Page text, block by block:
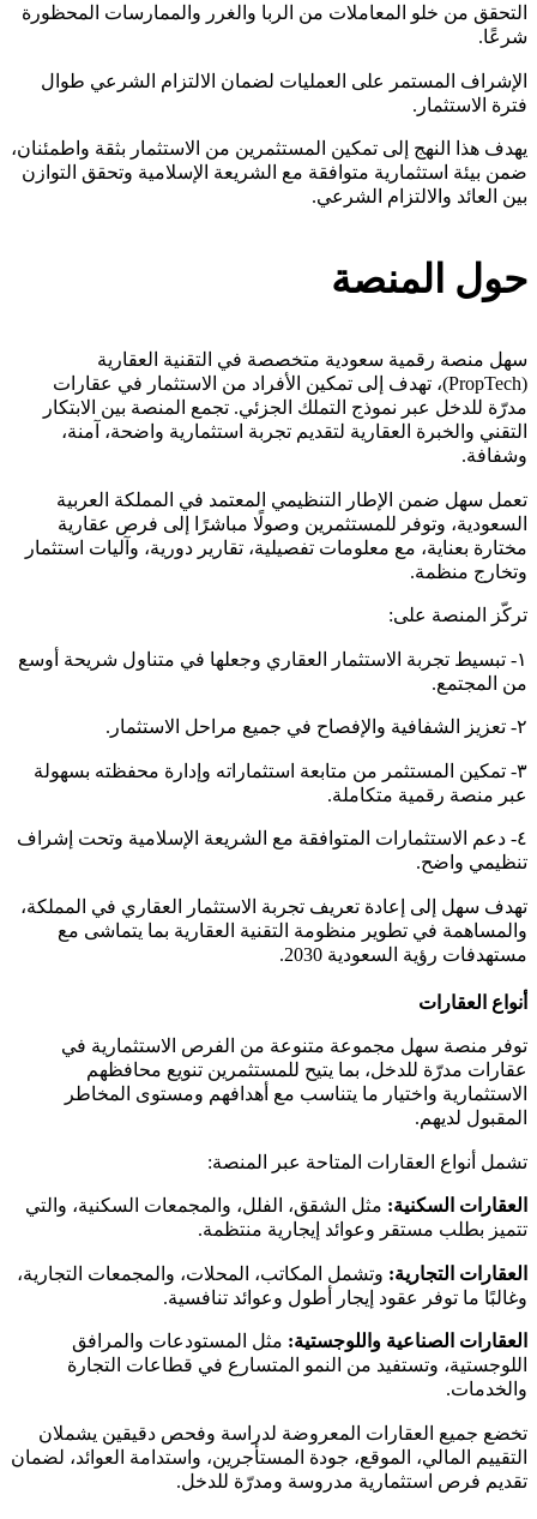
التحقق من خلو المعاملات من الربا والغرر والممارسات المحظورة
شرعًا.
الإشراف المستمر على العمليات لضمان الالتزام الشرعي طوال
فترة الاستثمار.
يهدف هذا النهج إلى تمكين المستثمرين من الاستثمار بثقة واطمئنان،
ضمن بيئة استثمارية متوافقة مع الشريعة الإسلامية وتحقق التوازن
بين العائد والالتزام الشرعي.
حول المنصة
سهل منصة رقمية سعودية متخصصة في التقنية العقارية
(PropTech)، تهدف إلى تمكين الأفراد من الاستثمار في عقارات
مدرّة للدخل عبر نموذج التملك الجزئي. تجمع المنصة بين الابتكار
التقني والخبرة العقارية لتقديم تجربة استثمارية واضحة، آمنة،
وشفافة.
تعمل سهل ضمن الإطار التنظيمي المعتمد في المملكة العربية
السعودية، وتوفر للمستثمرين وصولًا مباشرًا إلى فرص عقارية
مختارة بعناية، مع معلومات تفصيلية، تقارير دورية، وآليات استثمار
وتخارج منظمة.
تركّز المنصة على:
١- تبسيط تجربة الاستثمار العقاري وجعلها في متناول شريحة أوسع
من المجتمع.
٢- تعزيز الشفافية والإفصاح في جميع مراحل الاستثمار.
٣- تمكين المستثمر من متابعة استثماراته وإدارة محفظته بسهولة
عبر منصة رقمية متكاملة.
٤- دعم الاستثمارات المتوافقة مع الشريعة الإسلامية وتحت إشراف
تنظيمي واضح.
تهدف سهل إلى إعادة تعريف تجربة الاستثمار العقاري في المملكة،
والمساهمة في تطوير منظومة التقنية العقارية بما يتماشى مع
مستهدفات رؤية السعودية 2030.
أنواع العقارات
توفر منصة سهل مجموعة متنوعة من الفرص الاستثمارية في
عقارات مدرّة للدخل، بما يتيح للمستثمرين تنويع محافظهم
الاستثمارية واختيار ما يتناسب مع أهدافهم ومستوى المخاطر
المقبول لديهم.
تشمل أنواع العقارات المتاحة عبر المنصة:
العقارات السكنية: مثل الشقق، الفلل، والمجمعات السكنية، والتي
تتميز بطلب مستقر وعوائد إيجارية منتظمة.
العقارات التجارية: وتشمل المكاتب، المحلات، والمجمعات التجارية،
وغالبًا ما توفر عقود إيجار أطول وعوائد تنافسية.
العقارات الصناعية واللوجستية: مثل المستودعات والمرافق
اللوجستية، وتستفيد من النمو المتسارع في قطاعات التجارة
والخدمات.
تخضع جميع العقارات المعروضة لدراسة وفحص دقيقين يشملان
التقييم المالي، الموقع، جودة المستأجرين، واستدامة العوائد، لضمان
تقديم فرص استثمارية مدروسة ومدرّة للدخل.